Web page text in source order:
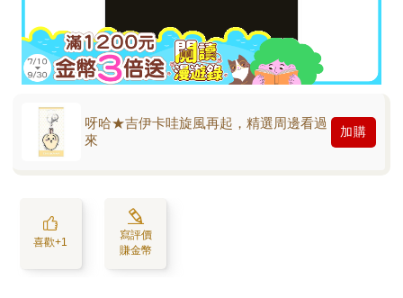
呀哈★吉伊卡哇旋風再起，精選周邊看過
來
加購
喜歡+1
寫評價
賺金幣